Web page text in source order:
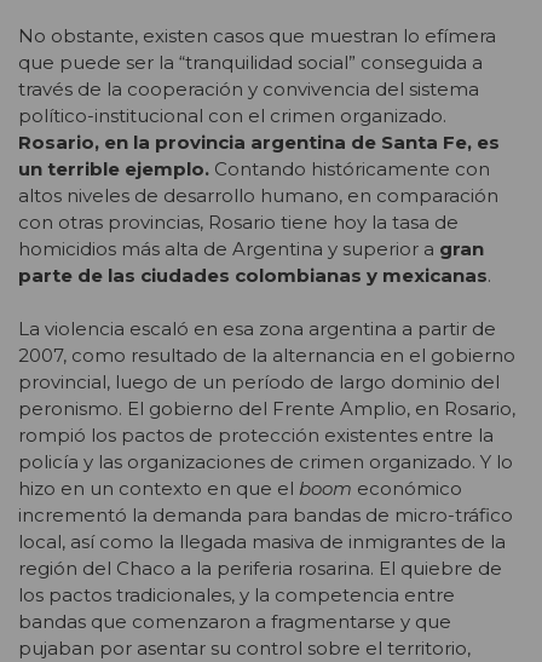
No obstante, existen casos que muestran lo efímera
que puede ser la “tranquilidad social” conseguida a
través de la cooperación y convivencia del sistema
político-institucional con el crimen organizado.
Rosario, en la provincia argentina de Santa Fe, es
un terrible ejemplo. Contando históricamente con
altos niveles de desarrollo humano, en comparación
con otras provincias, Rosario tiene hoy la tasa de
homicidios más alta de Argentina y superior a gran
parte de las ciudades colombianas y mexicanas.
La violencia escaló en esa zona argentina a partir de
2007, como resultado de la alternancia en el gobierno
provincial, luego de un período de largo dominio del
peronismo. El gobierno del Frente Amplio, en Rosario,
rompió los pactos de protección existentes entre la
policía y las organizaciones de crimen organizado. Y lo
hizo en un contexto en que el boom económico
incrementó la demanda para bandas de micro-tráfico
local, así como la llegada masiva de inmigrantes de la
región del Chaco a la periferia rosarina. El quiebre de
los pactos tradicionales, y la competencia entre
bandas que comenzaron a fragmentarse y que
pujaban por asentar su control sobre el territorio,